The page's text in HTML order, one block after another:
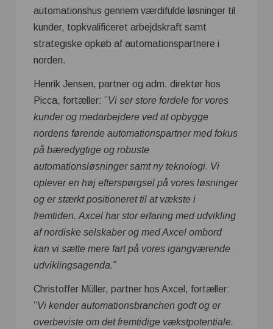
automationshus gennem værdifulde løsninger til
kunder, topkvalificeret arbejdskraft samt
strategiske opkøb af automationspartnere i
norden.
Henrik Jensen, partner og adm. direktør hos
Picca, fortæller: ”Vi ser store fordele for vores
kunder og medarbejdere ved at opbygge
nordens førende automationspartner med fokus
på bæredygtige og robuste
automationsløsninger samt ny teknologi. Vi
oplever en høj efterspørgsel på vores løsninger
og er stærkt positioneret til at vækste i
fremtiden. Axcel har stor erfaring med udvikling
af nordiske selskaber og med Axcel ombord
kan vi sætte mere fart på vores igangværende
udviklingsagenda.”
Christoffer Müller, partner hos Axcel, fortæller:
”Vi kender automationsbranchen godt og er
overbeviste om det fremtidige vækstpotentiale.